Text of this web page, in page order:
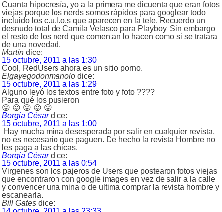
Cuanta hipocresía, yo a la primera me dicuenta que eran fotos
viejas porque los nerds somos rápidos para googlear todo
incluido los c.u.l.o.s que aparecen en la tele. Recuerdo un
desnudo total de Camila Velasco para Playboy. Sin embargo
el resto de los nerd que comentan lo hacen como si se tratara
de una novedad.
Martín dice:
15 octubre, 2011 a las 1:30
Cool, RedUsers ahora es un sitio porno.
Elgayegodonmanolo dice:
15 octubre, 2011 a las 1:29
Alguno leyó los textos entre foto y foto ????
Para qué los pusieron
😛 😛 😛 😛 😛
Borgia César dice:
15 octubre, 2011 a las 1:00
Hay mucha mina desesperada por salir en cualquier revista,
no es necesario que paguen. De hecho la revista Hombre no
les paga a las chicas.
Borgia César dice:
15 octubre, 2011 a las 0:54
Virgenes son los pajeros de Users que postearon fotos viejas
que encontraron con google images en vez de salir a la calle
y convencer una mina o de ultima comprar la revista hombre y
escanearla.
Bill Gates dice: